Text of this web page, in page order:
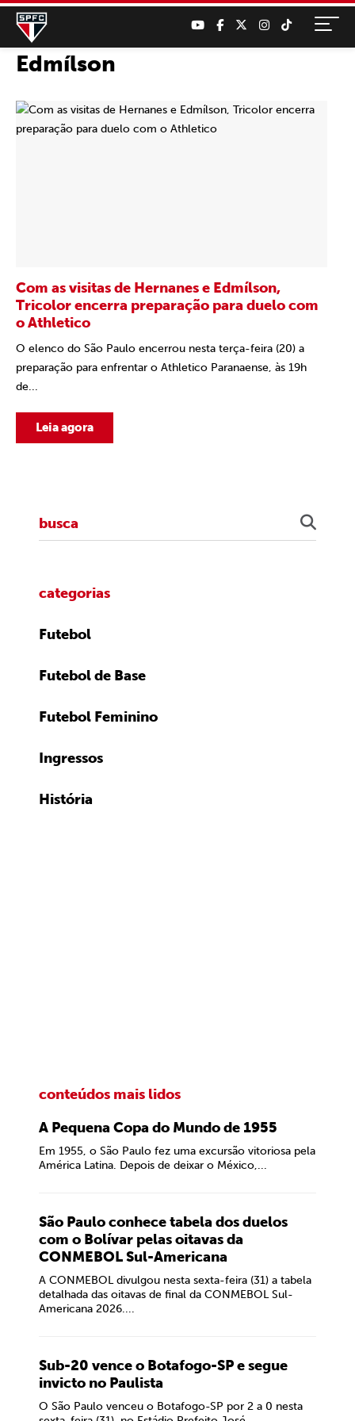
Edmílson
Com as visitas de Hernanes e Edmílson,
Tricolor encerra preparação para duelo com
o Athletico
O elenco do São Paulo encerrou nesta terça-feira (20) a
preparação para enfrentar o Athletico Paranaense, às 19h
de...
Leia agora
categorias
Futebol
Futebol de Base
Futebol Feminino
Ingressos
História
conteúdos mais lidos
A Pequena Copa do Mundo de 1955
Em 1955, o São Paulo fez uma excursão vitoriosa pela
América Latina. Depois de deixar o México,...
São Paulo conhece tabela dos duelos
com o Bolívar pelas oitavas da
CONMEBOL Sul-Americana
A CONMEBOL divulgou nesta sexta-feira (31) a tabela
detalhada das oitavas de final da CONMEBOL Sul-
Americana 2026....
Sub-20 vence o Botafogo-SP e segue
invicto no Paulista
O São Paulo venceu o Botafogo-SP por 2 a 0 nesta